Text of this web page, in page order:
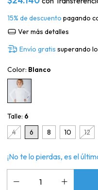
15% de descuento pagando
Ver más detalles
Envío gratis superando
Color: Blanco
Talle: 6
4
6 8 10 12
¡No te lo pierdas, es el